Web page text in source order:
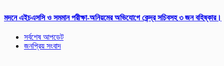
মদনে এইচএসসি ও সমমান পরীক্ষা-অনিয়মের অভিযোগে কেন্দ্র সচিবসহ ৩ জন বহিষ্কার।
সর্বশেষ আপডেট
জনপ্রিয় সংবাদ